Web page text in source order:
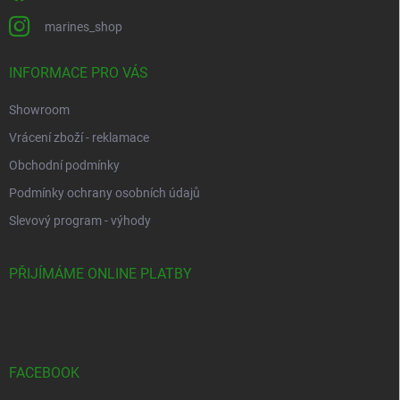
marines_shop
INFORMACE PRO VÁS
Showroom
Vrácení zboží - reklamace
Obchodní podmínky
Podmínky ochrany osobních údajů
Slevový program - výhody
PŘIJÍMÁME ONLINE PLATBY
FACEBOOK